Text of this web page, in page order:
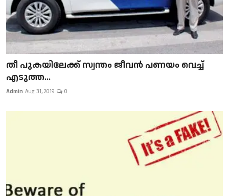
​​​​​​​തീ പുകയിലേക്ക് സ്വന്തം ജീവന്‍ പണയം വെച്ച്
എടുത്ത...
Admin Aug 31, 2019 0